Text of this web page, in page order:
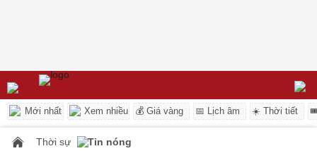
Mới nhất Xem nhiều 💰 Giá vàng 📅 Lịch âm ☀️ Thời tiết
Thời sự Tin nóng